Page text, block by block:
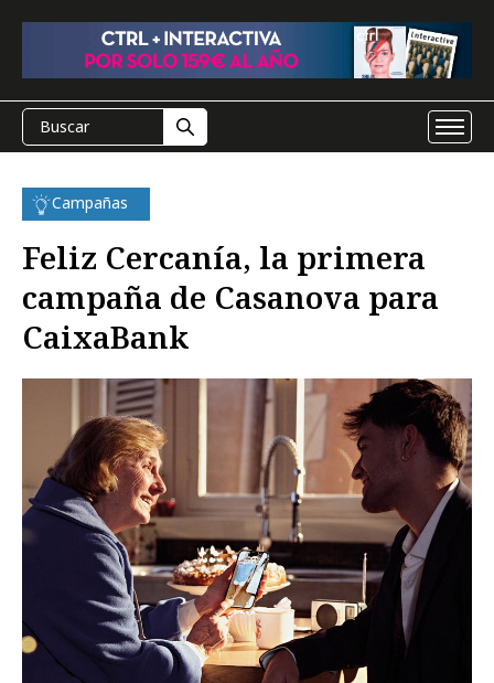
Campañas
Feliz Cercanía, la primera
campaña de Casanova para
CaixaBank